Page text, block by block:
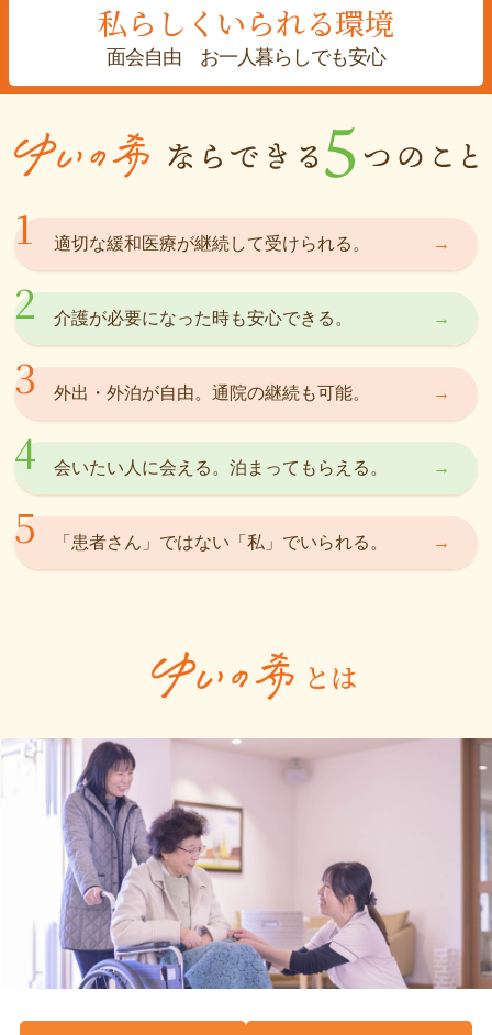
私らしく いられる環境
面会自由お一人暮らしでも安心
適切な緩和医療が継続して受けられる。
介護が必要になった時も安心できる。
外出・外泊が自由。通院の継続も可能。
会いたい人に会える。泊まってもらえる。
「患者さん」ではない「私」でいられる。